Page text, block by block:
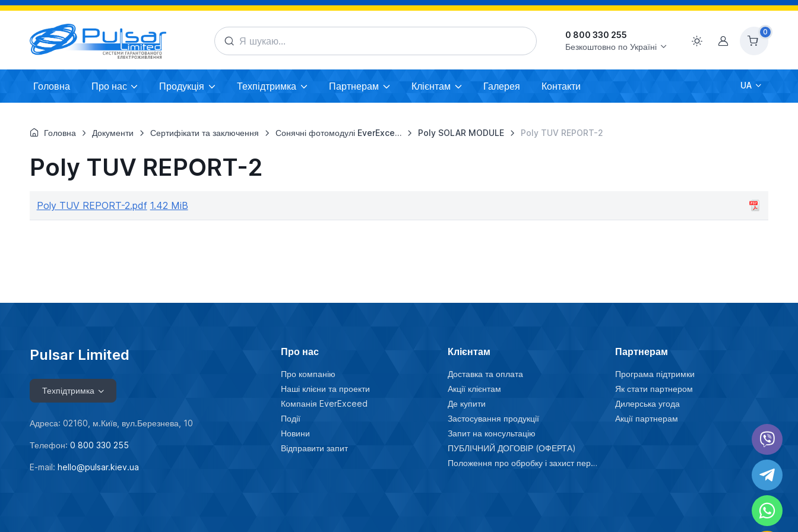
0 800 330 255
Безкоштовно по Україні
Акаунт
0
Головна Про нас Продукція Техпідтримка Партнерам Клієнтам Галерея Контакти UA
Головна Документи Сертифікати та заключення Сонячні фотомодулі EverExceed Poly SOLAR MODULE Poly TUV REPORT-2
Poly TUV REPORT-2
Poly TUV REPORT-2.pdf 1.42 MiB
Pulsar Limited
Техпідтримка
Адреса: 02160, м.Київ, вул.Березнева, 10
Телефон: 0 800 330 255
E-mail: hello@pulsar.kiev.ua
Про нас
Про компанію
Наші клієни та проекти
Компанія EverExceed
Події
Новини
Відправити запит
Клієнтам
Доставка та оплата
Акції клієнтам
Де купити
Застосування продукції
Запит на консультацію
ПУБЛІЧНИЙ ДОГОВІР (ОФЕРТА)
Положення про обробку і захист персональних даних
Партнерам
Програма підтримки
Як стати партнером
Дилерська угода
Акції партнерам